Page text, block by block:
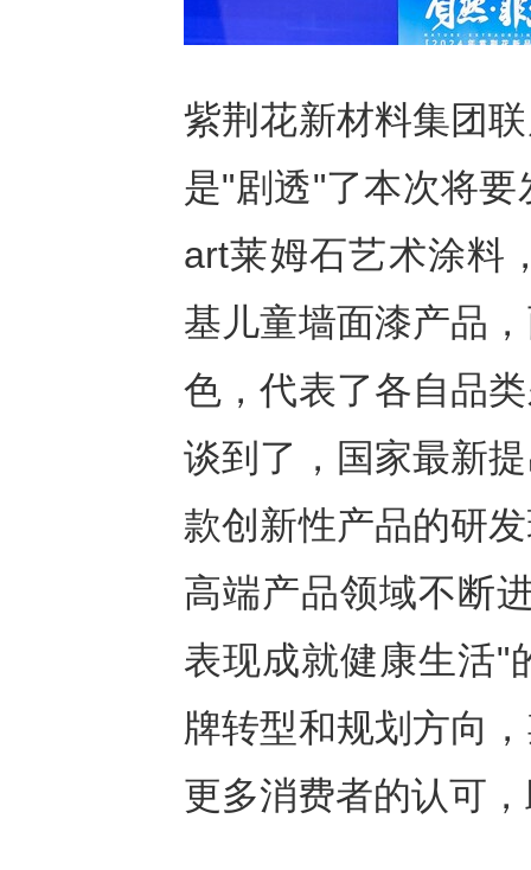
紫荆花新材料集团
是"剧透"了本次将
art莱姆石艺术涂料
基儿童墙面漆产品
色，代表了各自品
谈到了，国家最新
款创新性产品的研
高端产品领域不断
表现成就健康生活"
牌转型和规划方向
更多消费者的认可